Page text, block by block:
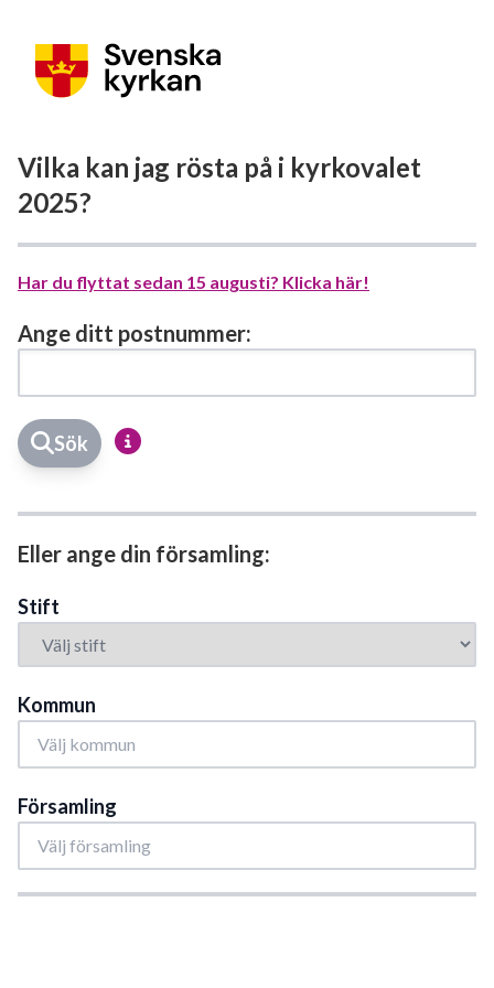
Vilka kan jag rösta på i kyrkovalet
2025?
Har du flyttat sedan 15 augusti? Klicka här!
Ange ditt postnummer:
Sök
Eller ange din församling:
Stift
Kommun
Församling